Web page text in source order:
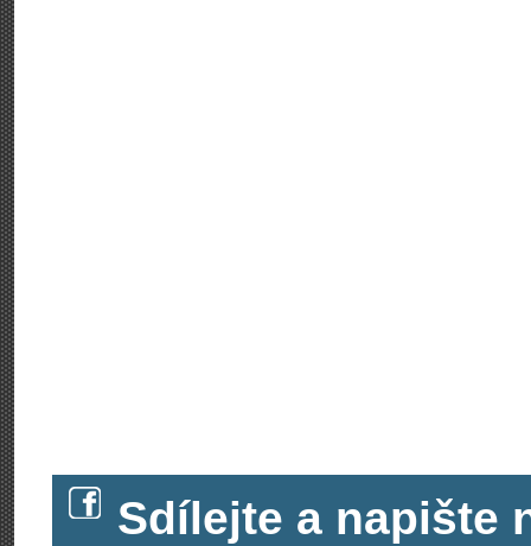
Sdílejte a napište